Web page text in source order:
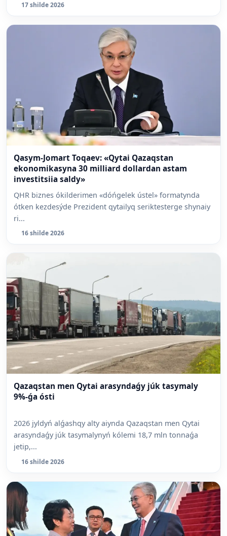
17 shilde 2026
Qasym-Jomart Toqaev: «Qytai Qazaqstan
ekonomikasyna 30 milliard dollardan astam
investitsiia saldy»
QHR biznes ókilderimen «dóńgelek ústel» formatynda
ótken kezdesýde Prezident qytailyq seriktesterge shynaiy
ri...
16 shilde 2026
Qazaqstan men Qytai arasyndaǵy júk tasymaly
9%-ǵa ósti
2026 jyldyń alǵashqy alty aiynda Qazaqstan men Qytai
arasyndaǵy júk tasymalynyń kólemi 18,7 mln tonnaǵa
jetip,...
16 shilde 2026